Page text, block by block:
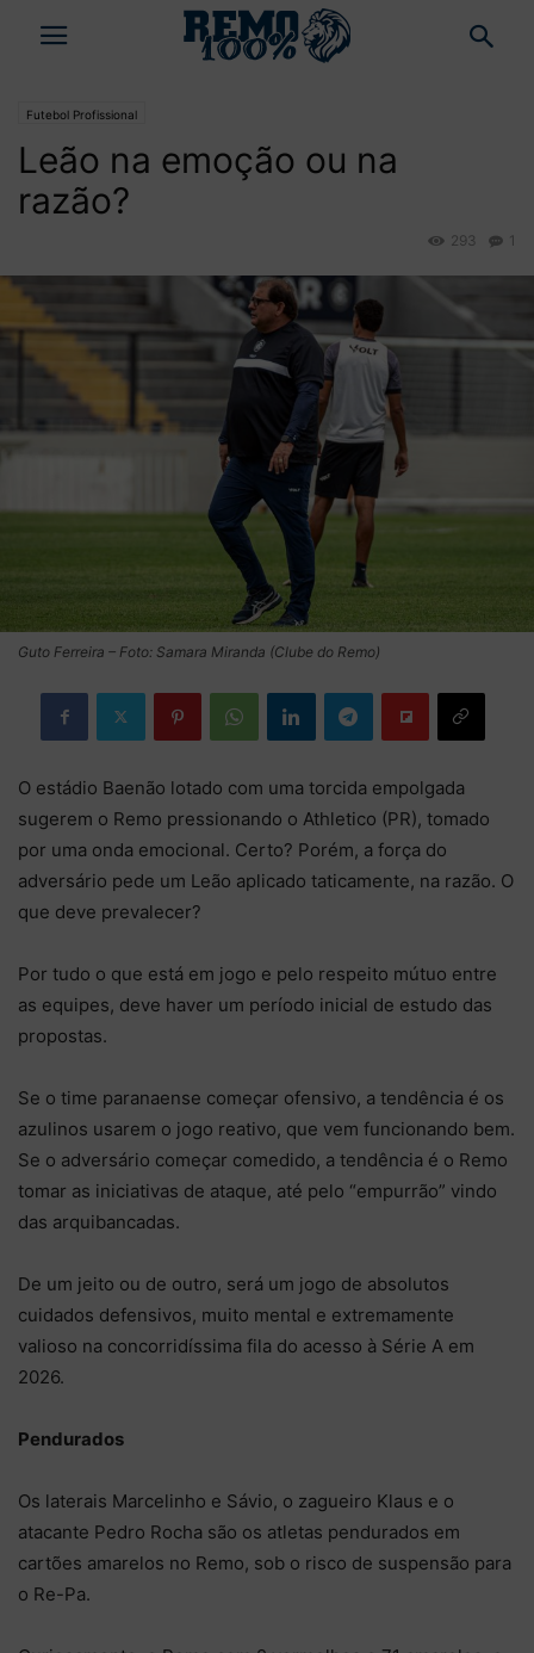
Futebol Profissional
Leão na emoção ou na
razão?
1
293
Guto Ferreira – Foto: Samara Miranda (Clube do Remo)
O estádio Baenão lotado com uma torcida empolgada
sugerem o Remo pressionando o Athletico (PR), tomado
por uma onda emocional. Certo? Porém, a força do
adversário pede um Leão aplicado taticamente, na razão. O
que deve prevalecer?
Por tudo o que está em jogo e pelo respeito mútuo entre
as equipes, deve haver um período inicial de estudo das
propostas.
Se o time paranaense começar ofensivo, a tendência é os
azulinos usarem o jogo reativo, que vem funcionando bem.
Se o adversário começar comedido, a tendência é o Remo
tomar as iniciativas de ataque, até pelo “empurrão” vindo
das arquibancadas.
De um jeito ou de outro, será um jogo de absolutos
cuidados defensivos, muito mental e extremamente
valioso na concorridíssima fila do acesso à Série A em
2026.
Pendurados
Os laterais Marcelinho e Sávio, o zagueiro Klaus e o
atacante Pedro Rocha são os atletas pendurados em
cartões amarelos no Remo, sob o risco de suspensão para
o Re-Pa.